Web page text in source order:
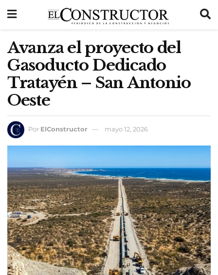
Avanza el proyecto del
Gasoducto Dedicado
Tratayén – San Antonio
Oeste
Por ElConstructor mayo 12, 2026